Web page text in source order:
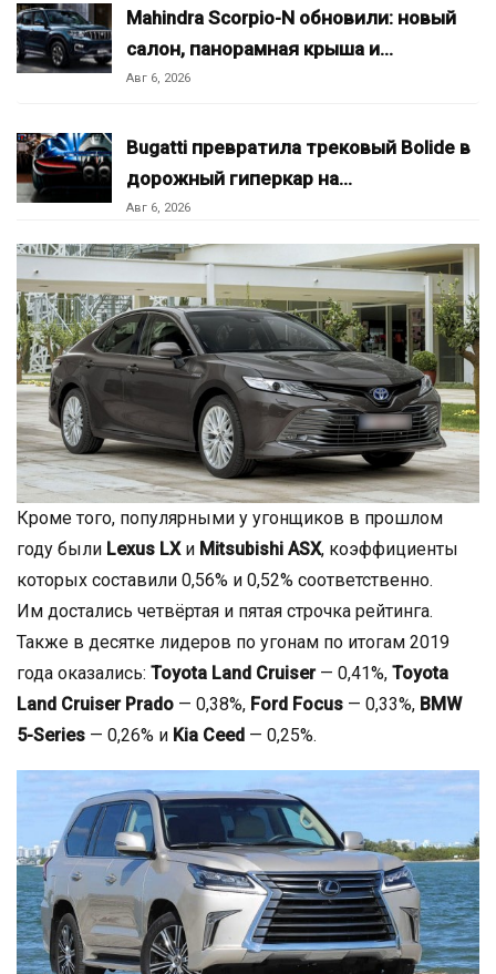
Mahindra Scorpio-N обновили: новый
салон, панорамная крыша и…
Авг 6, 2026
Bugatti превратила трековый Bolide в
дорожный гиперкар на…
Авг 6, 2026
Кроме того, популярными у угонщиков в прошлом
году были Lexus LXи Mitsubishi ASX, коэффициенты
которых составили 0,56% и 0,52% соответственно.
Им достались четвёртая и пятая строчка рейтинга.
Также в десятке лидеров по угонам по итогам 2019
года оказались: Toyota Land Cruiser— 0,41%, Toyota
Land Cruiser Prado — 0,38%, Ford Focus — 0,33%, BMW
5-Series — 0,26% и Kia Ceed — 0,25%.